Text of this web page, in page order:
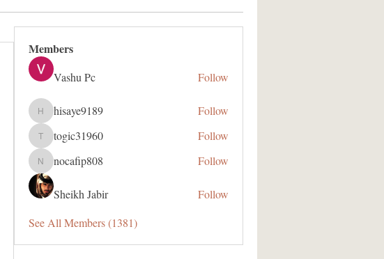
Members
Vashu Pc Follow
hisaye9189
hisaye9189 Follow
togic31960
togic31960 Follow
nocafip808
nocafip808 Follow
Sheikh Jabir
Follow
See All Members (1381)